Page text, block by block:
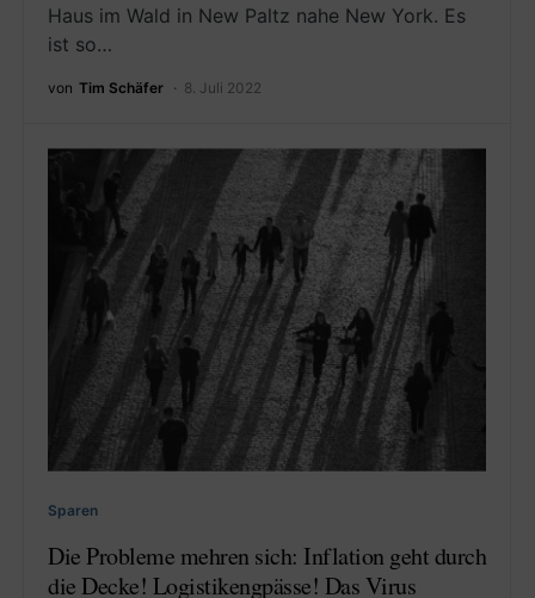
Haus im Wald in New Paltz nahe New York. Es
ist so…
von Tim Schäfer 8. Juli 2022
Sparen
Die Probleme mehren sich: Inflation geht durch
die Decke! Logistikengpässe! Das Virus